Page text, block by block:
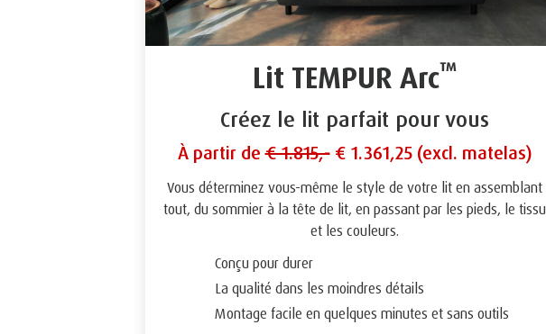
Lit TEMPUR Arc™
Créez le lit parfait pour vous
À partir de€ 1.815,-€ 1.361,25 (excl. matelas)
Vous déterminez vous-même le style de votre lit en assemblant
tout, du sommier à la tête de lit, en passant par les pieds, le tissu
et les couleurs.
Conçu pour durer
La qualité dans les moindres détails
Montage facile en quelques minutes et sans outils